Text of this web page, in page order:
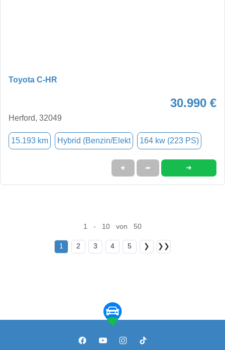
Toyota C-HR
30.990 €
Herford, 32049
15.193 km Hybrid (Benzin/Elekt 164 kw (223 PS)
★ ➦ ➜
1 - 10 von 50
1 2 3 4 5 ❯ ❯❯